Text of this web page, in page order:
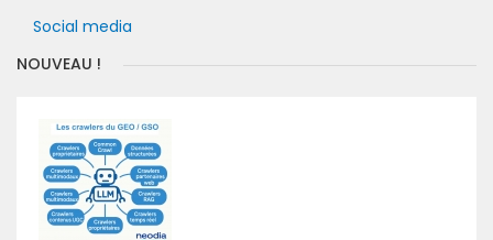
Social media
NOUVEAU !